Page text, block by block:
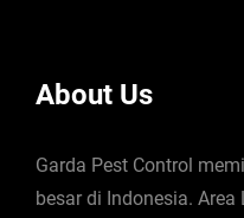
About Us
Garda Pest Control
besar di Indonesia. Area